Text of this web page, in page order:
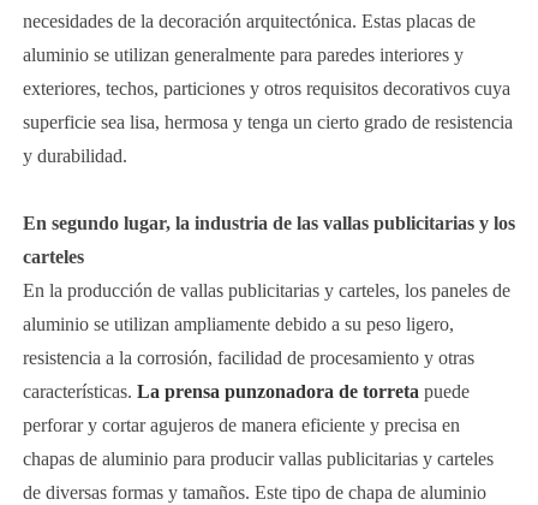
necesidades de la decoración arquitectónica. Estas placas de
aluminio se utilizan generalmente para paredes interiores y
exteriores, techos, particiones y otros requisitos decorativos cuya
superficie sea lisa, hermosa y tenga un cierto grado de resistencia
y durabilidad.
En segundo lugar, la industria de las vallas publicitarias y los
carteles
En la producción de vallas publicitarias y carteles, los paneles de
aluminio se utilizan ampliamente debido a su peso ligero,
resistencia a la corrosión, facilidad de procesamiento y otras
características. La prensa punzonadora de torretapuede
perforar y cortar agujeros de manera eficiente y precisa en
chapas de aluminio para producir vallas publicitarias y carteles
de diversas formas y tamaños. Este tipo de chapa de aluminio